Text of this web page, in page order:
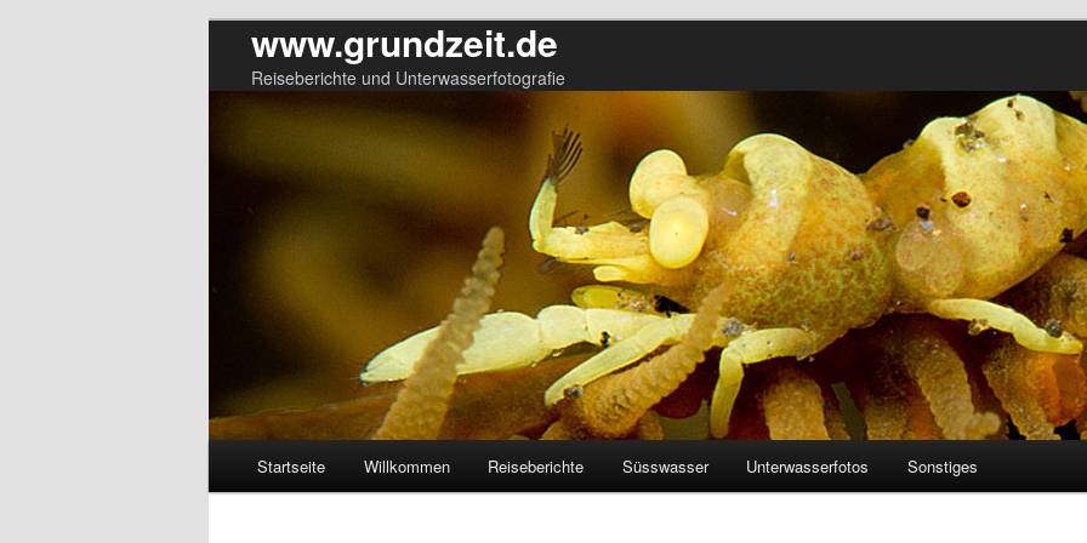
www.grundzeit.de
Reiseberichte und Unterwasserfotografie
Zum
Zum
Startseite Willkommen Reiseberichte Süsswasser Unterwasserfotos Sonstiges